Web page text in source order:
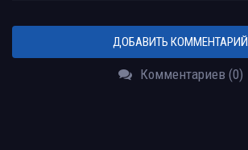
ДОБАВИТЬ КОММЕНТАРИЙ
Комментариев (0)